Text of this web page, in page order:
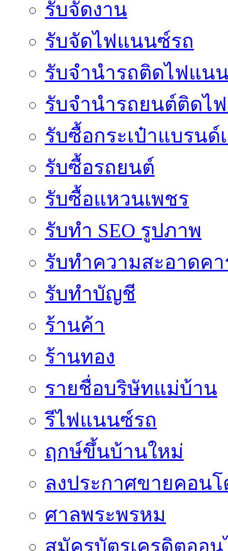
รับจัดงาน
รับจัดไฟแนนซ์รถ
รับจำนำรถติดไฟแน
รับจํานํารถยนต์ติดไ
รับซื้อกระเป๋าแบรนด์
รับซื้อรถยนต์
รับซื้อแหวนเพชร
รับทำ SEO รูปภาพ
รับทำความสะอาดค
รับทำบัญชี
ร้านค้า
ร้านทอง
รายชื่อบริษัทแม่บ้าน
รีไฟแนนซ์รถ
ฤกษ์ขึ้นบ้านใหม่
ลงประกาศขายคอน
ศาลพระพรหม
สมัครบัตรเครดิตออ